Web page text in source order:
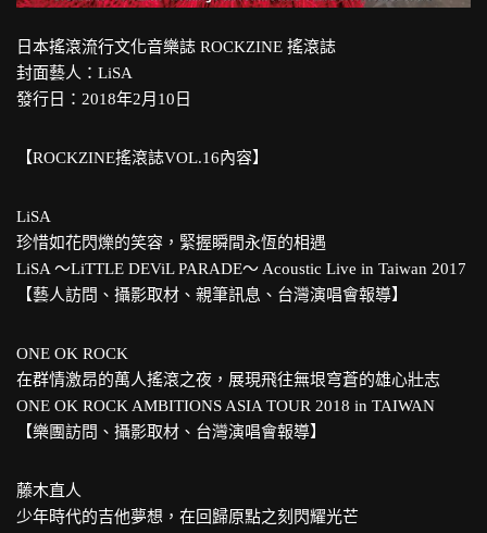
日本搖滾流行文化音樂誌 ROCKZINE 搖滾誌
封面藝人：LiSA
發行日：2018年2月10日
【ROCKZINE搖滾誌VOL.16內容】
LiSA
珍惜如花閃爍的笑容，緊握瞬間永恆的相遇
LiSA ～LiTTLE DEViL PARADE～ Acoustic Live in Taiwan 2017
【藝人訪問、攝影取材、親筆訊息、台灣演唱會報導】
ONE OK ROCK
在群情激昂的萬人搖滾之夜，展現飛往無垠穹蒼的雄心壯志
ONE OK ROCK AMBITIONS ASIA TOUR 2018 in TAIWAN
【樂團訪問、攝影取材、台灣演唱會報導】
藤木直人
少年時代的吉他夢想，在回歸原點之刻閃耀光芒